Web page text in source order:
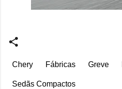
Chery Fábricas Greve
Sedãs Compactos